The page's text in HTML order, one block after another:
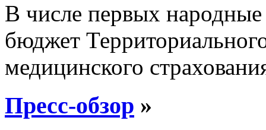
В числе первых
бюджет
медицинского
Пресс-обзор »